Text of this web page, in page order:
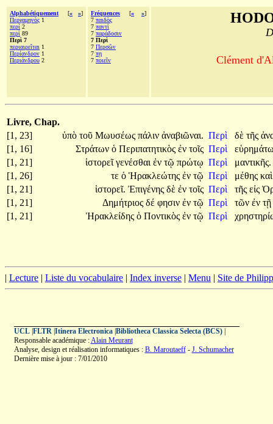
Alphabétiquement [« »]
Περγαμηνὸς 1
περί 2
περὶ 89
Περὶ 7
περιαιρεῖται 1
Περίανδρον 1
Περιάνδρου 2
Fréquences [« »]
7 παιδὸς
7 παντὶ
7 παράδοσιν
7 Περὶ
7 Περσῶν
7 πῃ
7 ποιεῖν Clément
Livre, Chap.
[1, 23]
ὑπὸ τοῦ Μωυσέως πάλιν ἀναβιῶναι. Περὶ δὲ τῆς
[1, 16]
Στράτων ὁ Περιπατητικὸς ἐν τοῖς Περὶ
[1, 21]
ἱστορεῖγενέσθαι ἐν τῷ πρώτῳ Περὶ
μαντικῆς.
[1, 26]
τε ὁ Ἡρακλεώτης ἐν τῷ Περὶ μέθης
[1, 21]
ἱστορεῖ. Ἐπιγένης δὲ ἐν τοῖς Περὶ τῆς εἰς
[1, 21]
Δημήτριος δέ φησιν ἐν τῷ Περὶ τῶν ἐν τῇ
[1, 21]
Ἡρακλείδης ὁ Ποντικὸς ἐν τῷ Περὶ
| Lecture | Liste du vocabulaire | Index inverse | Menu | Site de
UCL| FLTR| Itinera Electronica| Bibliotheca Classica Selecta (BCS)|
Responsable académique :Alain Meurant
Analyse, design et réalisation informatiques : B. Maroutaeff- J. Schumacher
Dernière mise à jour : 7/01/2010